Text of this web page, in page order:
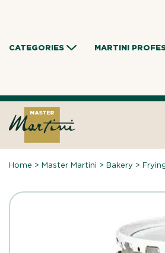
CATEGORIES MARTINI
Home >Master Martini >Bakery >